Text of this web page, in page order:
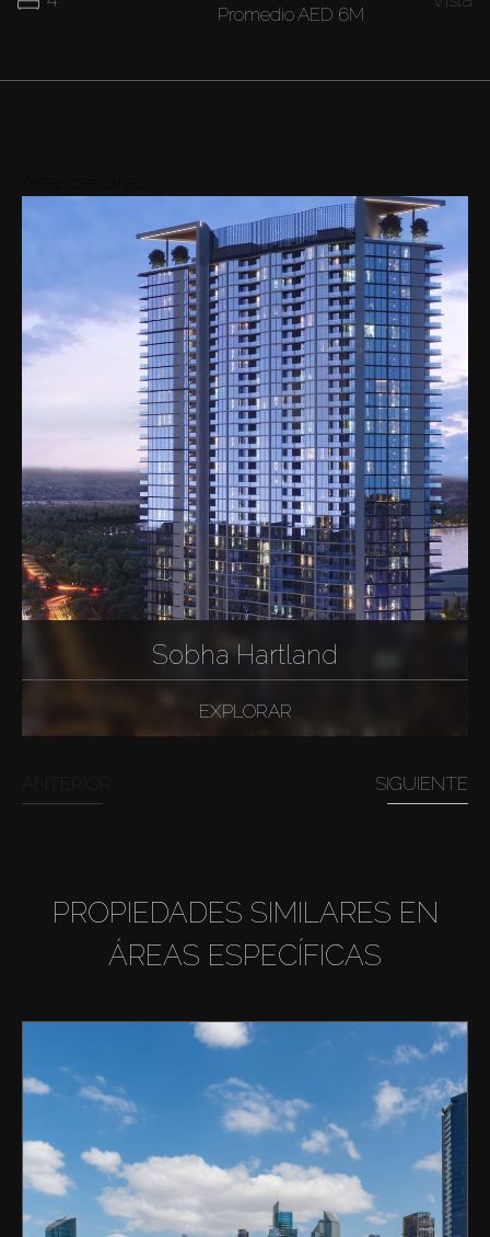
Promedio AED 6M
Sobha Hartland
EXPLORAR
SIGUIENTE
PROPIEDADES SIMILARES EN
ÁREAS ESPECÍFICAS